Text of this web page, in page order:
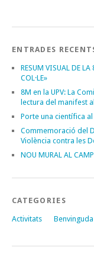
ENTRADES
RESUM VISUAL DE
COL·LE»
8M en la UPV: La
lectura del manifest
Porte una científica al
Commemoració del
Violència contra les
NOU MURAL AL
CATEGORIES
Activitats Benvinguda